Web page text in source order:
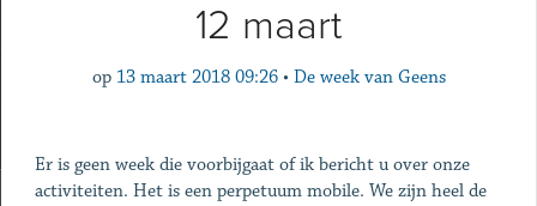
12 maart
op 13 maart 2018 09:26 • De week van Geens
Er is geen week die voorbijgaat of ik bericht u over onze
activiteiten. Het is een perpetuum mobile. We zijn heel de